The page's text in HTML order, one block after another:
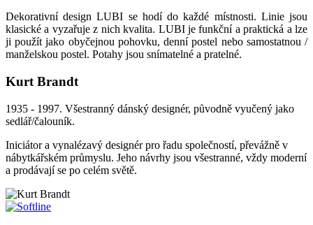
Dekorativní design LUBI se hodí do každé místnosti. Linie jsou
klasické a vyzařuje z nich kvalita. LUBI je funkční a praktická a lze
ji použít jako obyčejnou pohovku, denní postel nebo samostatnou /
manželskou postel. Potahy jsou snímatelné a pratelné.
Kurt Brandt
1935 - 1997. Všestranný dánský designér, původně vyučený jako
sedlář/čalouník.
Iniciátor a vynalézavý designér pro řadu společností, převážně v
nábytkářském průmyslu. Jeho návrhy jsou všestranné, vždy moderní
a prodávají se po celém světě.